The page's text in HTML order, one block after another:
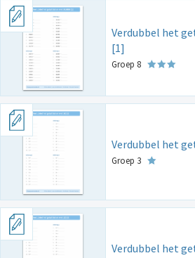
Verdubbel het
[1]
Groep 8
Verdubbel het
Groep 3
Verdubbel het